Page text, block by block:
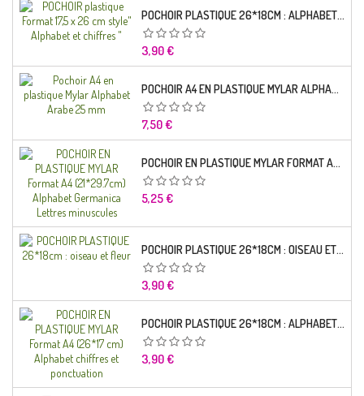
POCHOIR PLASTIQUE 26*18CM : ALPHABET (01)
Prix
3,90 €
POCHOIR A4 EN PLASTIQUE MYLAR ALPHABET ARABE 25 MM
Prix
7,50 €
POCHOIR EN PLASTIQUE MYLAR FORMAT A4 (21*29.7CM) ALPHABET GERMANICA LETTRES MINUSCULES
Prix
5,25 €
POCHOIR PLASTIQUE 26*18CM : OISEAU ET FLEUR
Prix
3,90 €
POCHOIR PLASTIQUE 26*18CM : ALPHABET (03)
Prix
3,90 €